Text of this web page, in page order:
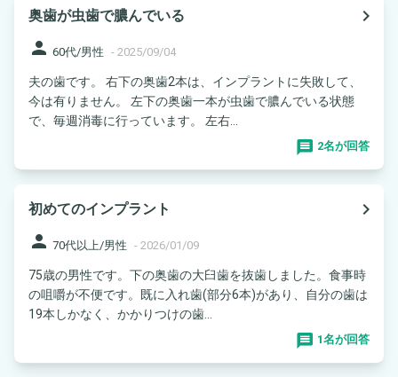
奥歯が虫歯で膿んでいる
navigate_next
person 60代/男性 - 2025/09/04
夫の歯です。 右下の奥歯2本は、インプラントに失敗して、
今は有りません。 左下の奥歯一本が虫歯で膿んでいる状態
で、毎週消毒に行っています。 左右...
2名が回答
初めてのインプラント
navigate_next
person 70代以上/男性 - 2026/01/09
75歳の男性です。下の奥歯の大臼歯を抜歯しました。食事時
の咀嚼が不便です。既に入れ歯(部分6本)があり、自分の歯は
19本しかなく、かかりつけの歯...
1名が回答